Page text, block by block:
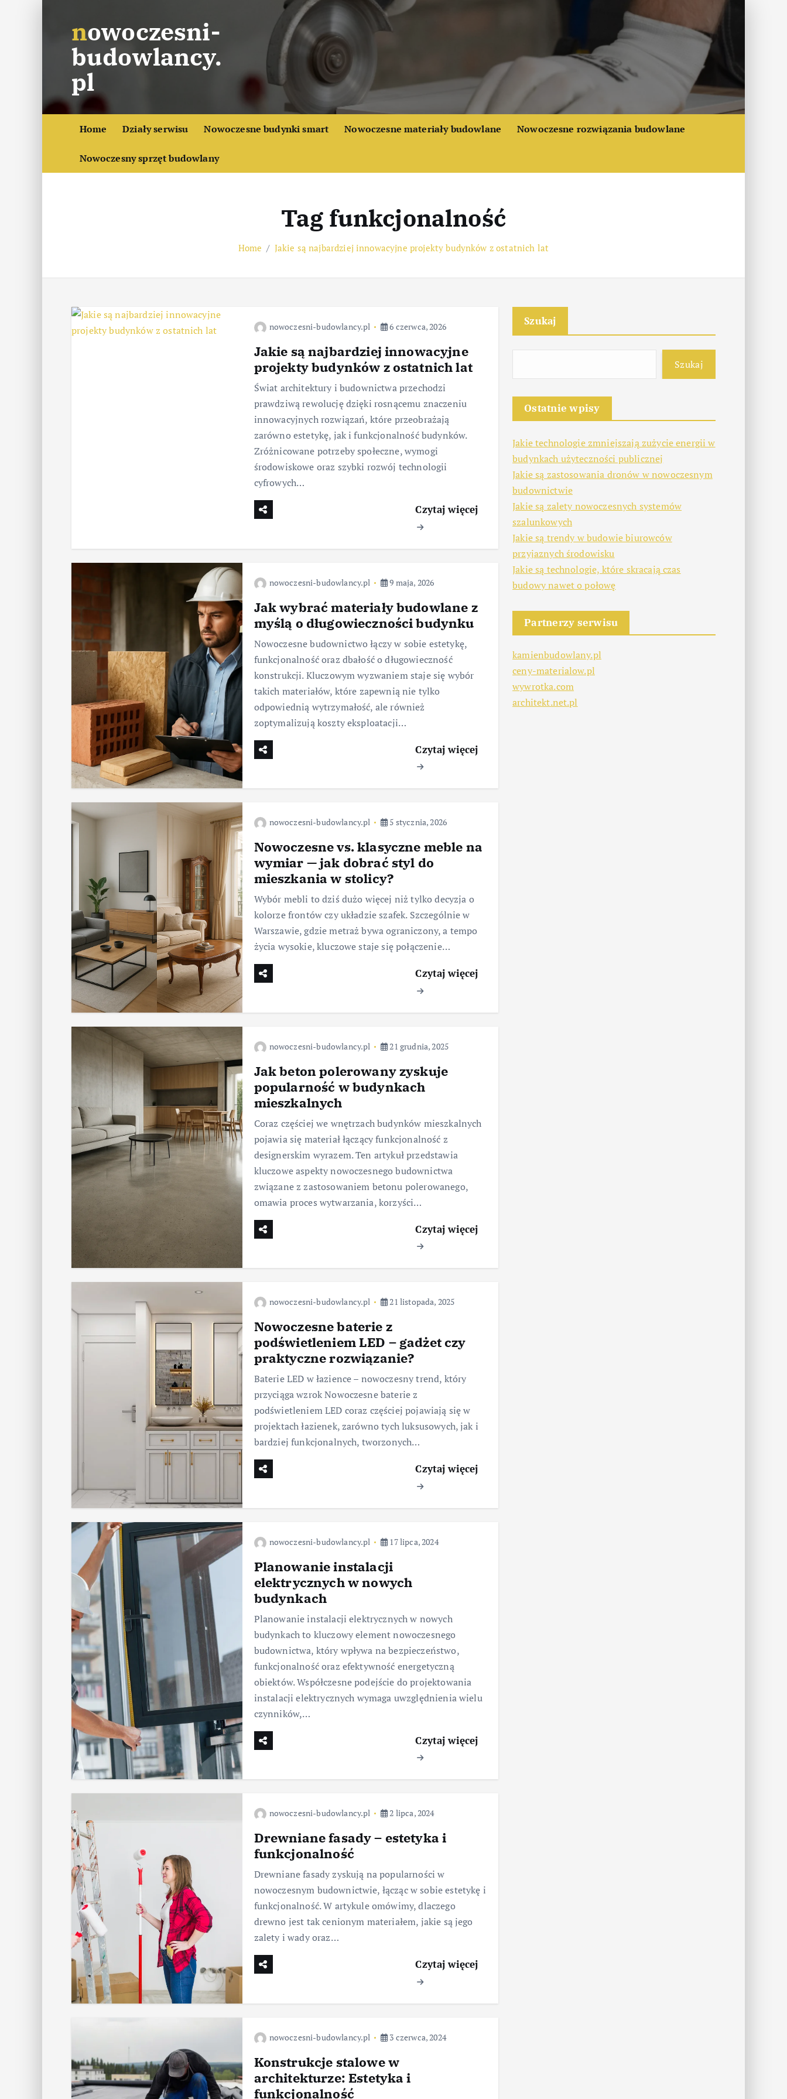
c
o
nowoczesni-
budowlancy.
pl
Home Działy serwisu Nowoczesne budynki smart Nowoczesne materiały budowlane Nowoczesne rozwiązania budowlane
Nowoczesny sprzęt budowlany
Tag funkcjonalność
Home Jakie są najbardziej innowacyjne projekty budynków z ostatnich lat
nowoczesni-budowlancy.pl 6 czerwca, 2026
Jakie są najbardziej innowacyjne
projekty budynków z ostatnich lat
Świat architektury i budownictwa przechodzi
prawdziwą rewolucję dzięki rosnącemu znaczeniu
innowacyjnych rozwiązań, które przeobrażają
zarówno estetykę, jak i funkcjonalność budynków.
Zróżnicowane potrzeby społeczne, wymogi
środowiskowe oraz szybki rozwój technologii
cyfrowych…
Czytaj więcej
nowoczesni-budowlancy.pl 9 maja, 2026
Jak wybrać materiały budowlane z
myślą o długowieczności budynku
Nowoczesne budownictwo łączy w sobie estetykę,
funkcjonalność oraz dbałość o długowieczność
konstrukcji. Kluczowym wyzwaniem staje się wybór
takich materiałów, które zapewnią nie tylko
odpowiednią wytrzymałość, ale również
zoptymalizują koszty eksploatacji…
Czytaj więcej
nowoczesni-budowlancy.pl 5 stycznia, 2026
Nowoczesne vs. klasyczne meble na
wymiar — jak dobrać styl do
mieszkania w stolicy?
Wybór mebli to dziś dużo więcej niż tylko decyzja o
kolorze frontów czy układzie szafek. Szczególnie w
Warszawie, gdzie metraż bywa ograniczony, a tempo
życia wysokie, kluczowe staje się połączenie…
Czytaj więcej
nowoczesni-budowlancy.pl 21 grudnia, 2025
Jak beton polerowany zyskuje
popularność w budynkach
mieszkalnych
Coraz częściej we wnętrzach budynków mieszkalnych
pojawia się materiał łączący funkcjonalność z
designerskim wyrazem. Ten artykuł przedstawia
kluczowe aspekty nowoczesnego budownictwa
związane z zastosowaniem betonu polerowanego,
omawia proces wytwarzania, korzyści…
Czytaj więcej
nowoczesni-budowlancy.pl 21 listopada, 2025
Nowoczesne baterie z
podświetleniem LED – gadżet czy
praktyczne rozwiązanie?
Baterie LED w łazience – nowoczesny trend, który
przyciąga wzrok Nowoczesne baterie z
podświetleniem LED coraz częściej pojawiają się w
projektach łazienek, zarówno tych luksusowych, jak i
bardziej funkcjonalnych, tworzonych…
Czytaj więcej
nowoczesni-budowlancy.pl 17 lipca, 2024
Planowanie instalacji
elektrycznych w nowych
budynkach
Planowanie instalacji elektrycznych w nowych
budynkach to kluczowy element nowoczesnego
budownictwa, który wpływa na bezpieczeństwo,
funkcjonalność oraz efektywność energetyczną
obiektów. Współczesne podejście do projektowania
instalacji elektrycznych wymaga uwzględnienia wielu
czynników,…
Czytaj więcej
nowoczesni-budowlancy.pl 2 lipca, 2024
Drewniane fasady – estetyka i
funkcjonalność
Drewniane fasady zyskują na popularności w
nowoczesnym budownictwie, łącząc w sobie estetykę i
funkcjonalność. W artykule omówimy, dlaczego
drewno jest tak cenionym materiałem, jakie są jego
zalety i wady oraz…
Czytaj więcej
nowoczesni-budowlancy.pl 3 czerwca, 2024
Konstrukcje stalowe w
architekturze: Estetyka i
funkcjonalność
Szukaj
Szukaj
Ostatnie wpisy
Jakie technologie zmniejszają zużycie energii w
budynkach użyteczności publicznej
Jakie są zastosowania dronów w nowoczesnym
budownictwie
Jakie są zalety nowoczesnych systemów
szalunkowych
Jakie są trendy w budowie biurowców
przyjaznych środowisku
Jakie są technologie, które skracają czas
budowy nawet o połowę
Partnerzy serwisu
kamienbudowlany.pl
ceny-materialow.pl
wywrotka.com
architekt.net.pl